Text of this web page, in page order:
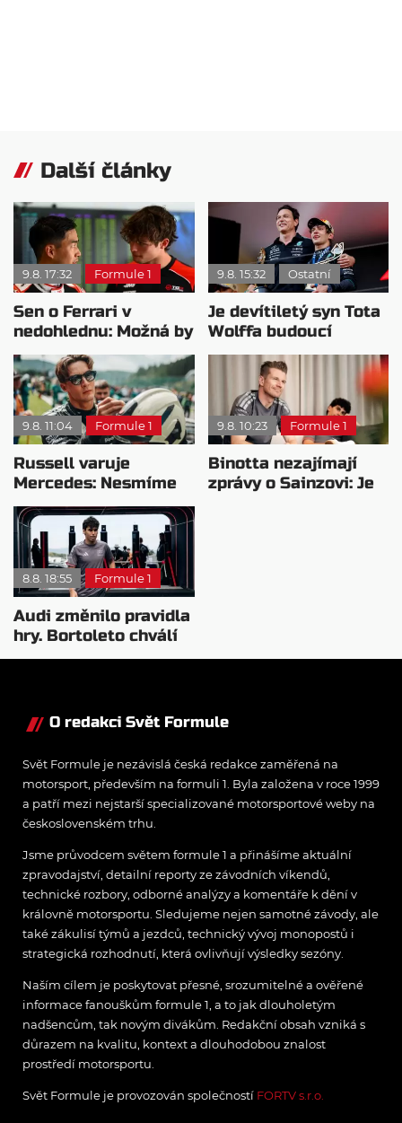
Další články
9.8. 17:32 Formule 1
Sen o Ferrari v
nedohlednu: Možná by
potřeboval plán B
9.8. 15:32 Ostatní
Je devítiletý syn Tota
Wolffa budoucí
hvězdou F1?
9.8. 11:04 Formule 1
Russell varuje
Mercedes: Nesmíme
usnout na vavřínech
9.8. 10:23 Formule 1
Binotta nezajímají
zprávy o Sainzovi: Je
8.8. 18:55 Formule 1
Audi změnilo pravidla
hry. Bortoleto chválí
nový tým i jeho
O redakci Svět Formule
Svět Formule je nezávislá česká redakce zaměřená na
motorsport, především na formuli 1. Byla založena v roce 1999
a patří mezi nejstarší specializované motorsportové weby na
československém trhu.
Jsme průvodcem světem formule 1 a přinášíme aktuální
zpravodajství, detailní reporty ze závodních víkendů,
technické rozbory, odborné analýzy a komentáře k dění v
královně motorsportu. Sledujeme nejen samotné závody, ale
také zákulisí týmů a jezdců, technický vývoj monopostů i
strategická rozhodnutí, která ovlivňují výsledky sezóny.
Naším cílem je poskytovat přesné, srozumitelné a ověřené
informace fanouškům formule 1, a to jak dlouholetým
nadšencům, tak novým divákům. Redakční obsah vzniká s
důrazem na kvalitu, kontext a dlouhodobou znalost
prostředí motorsportu.
Svět Formule je provozován společností FORTV s.r.o.